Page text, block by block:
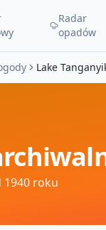
Radar
opadów
Lake
1940 roku